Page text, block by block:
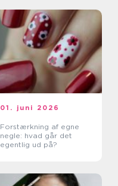
01. juni 2026
Forstærkning af egne
negle: hvad går det
egentlig ud på?